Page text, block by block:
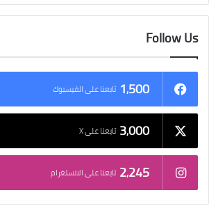
Follow Us
1٬500 تابعنا على الفيسبوك
3٬000 تابعنا على X
2٬245 تابعنا على الانستغرام